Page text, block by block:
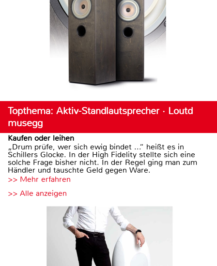
Topthema: Aktiv-Standlautsprecher · Loutd
musegg
Kaufen oder leihen
„Drum prüfe, wer sich ewig bindet ...“ heißt es in
Schillers Glocke. In der High Fidelity stellte sich eine
solche Frage bisher nicht. In der Regel ging man zum
Händler und tauschte Geld gegen Ware.
>> Mehr erfahren
>> Alle anzeigen